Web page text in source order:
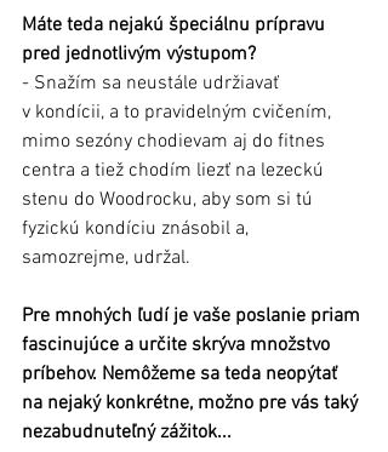
Máte teda nejakú špeciálnu prípravu
pred jednotlivým výstupom?
- Snažím sa neustále udržiavať
v kondícii, a to pravidelným cvičením,
mimo sezóny chodievam aj do fitnes
centra a tiež chodím liezť na lezeckú
stenu do Woodrocku, aby som si tú
fyzickú kondíciu znásobil a,
samozrejme, udržal.
Pre mnohých ľudí je vaše poslanie priam
fascinujúce a určite skrýva množstvo
príbehov. Nemôžeme sa teda neopýtať
na nejaký konkrétne, možno pre vás taký
nezabudnuteľný zážitok...